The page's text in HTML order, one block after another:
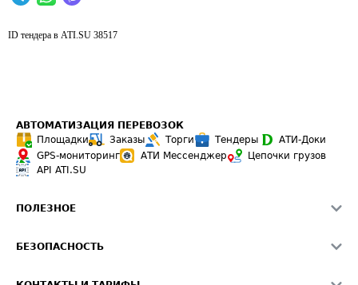
ID тендера в ATI.SU 38517
АВТОМАТИЗАЦИЯ ПЕРЕВОЗОК
Площадки
Заказы Торги Тендеры
АТИ-Доки
GPS-мониторинг
АТИ Мессенджер
Цепочки грузов
API ATI.SU
ПОЛЕЗНОЕ
Звезды ATI.SU на вашем сайте
БЕЗОПАСНОСТЬ